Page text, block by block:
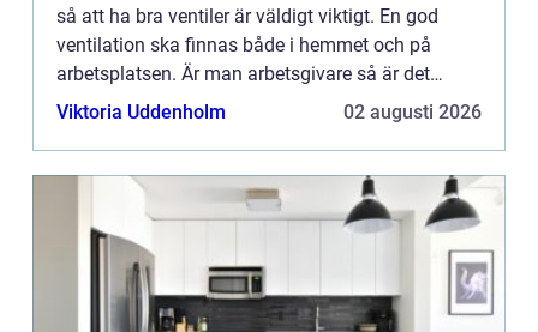
så att ha bra ventiler är väldigt viktigt. En god
ventilation ska finnas både i hemmet och på
arbetsplatsen. Är man arbetsgivare så är det
viktigt att komma ihåg att ventilation är
Viktoria Uddenholm 02 augusti 2026